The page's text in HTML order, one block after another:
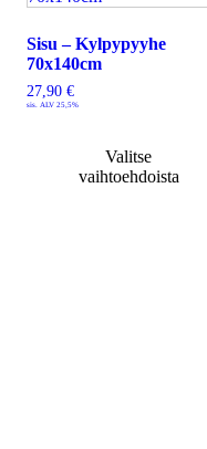
Sisu – Kylpypyyhe
70x140cm
27,90 €
sis. ALV 25,5%
Valitse
vaihtoehdoista